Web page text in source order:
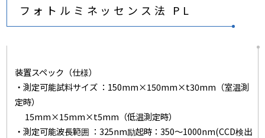
フォトルミネッセンス法 PL
装置スペック（仕様）
・測定可能試料サイズ ：150mm×150mm×t30mm（室温測
定時）
15mm×15mm×t5mm（低温測定時）
・測定可能波長範囲 ：325nm励起時：350～1000nm(CCD検出